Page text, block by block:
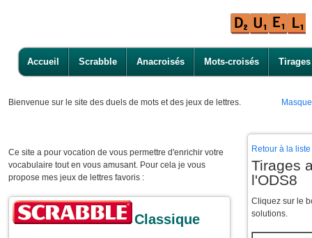
Accueil Scrabble Anacroisés Mots-croisés Tirages
Bienvenue sur le site des duels de mots et des jeux de lettres.
Ce site a pour vocation de vous permettre d'enrichir votre
vocabulaire tout en vous amusant. Pour cela je vous
propose mes jeux de lettres favoris :
Classique
Retour à la
Tirages
l'ODS8
Cliquez sur le
solutions.